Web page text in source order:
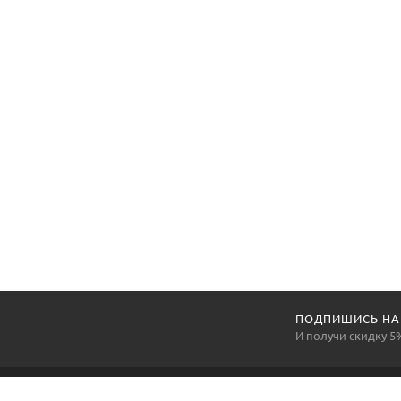
ПОДПИШИСЬ НА
И получи скидку